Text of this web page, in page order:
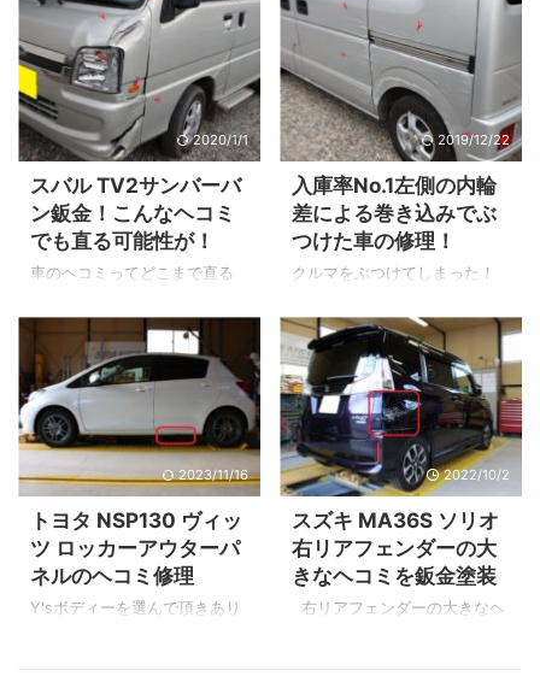
ちらは袋状になっており裏か
ら工具のアクセスができない
ので表側からスタッド溶接機
を使い引っ張り出します。 鈑
金後 コツコツと鈑金しまし
た。 スタッド溶接機 こちらの
機械がスタッド溶接機です。
Y'sボディーでは「ヤシマYS-
50」モデルを使っています。
鈑金でナラシきれなかったヘ
コミをパテを使い平にしま
⇒サフェーサー塗装です。 完
成 完成です！ サイドシル下半
分はチッピングコート塗装を
しました。 ...
りです。 今回修理させて頂く
箇所は左後ろのタイヤの前で
す。左の後ろドアにはキズが
無くタイヤハウス部分のパネ
ルのみのヘコミ修理になりま
す。 予算はかけたくないのと
錆が出る前に修理したいのと
キズが目立たなくなればとの
ご相談をお聞きしましたので
メリット・デメリットをご説
明し価格を抑える修理方法を
た。 あとで説明しますがこの
デメリットの部分が気になら
なければ通常修理よりも価格
をおさえられます。これがメ
リットです ...
2020/1/1
スバル TV2サンバーバ
ン鈑金！こんなヘコミ
でも直る可能性が！
車のヘコミってどこまで直る
てみないとわかりません。 今
回のように鉄板がグッチャリ
とヘコんでいても直るケース
もあれば直らないケースもあ
ります。 それでは見ていきま
しょう！ 鉄板がグッチャリと
接触事故で損傷したフロント
パネル。 付属品を外し全体の
損傷を確認して修理計画をた
てます。 鈑金完了 今回はフ
ロントパネル取替ではなく鈑
金修理で直しました。 損傷箇
2019/12/22
入庫率No.1左側の内輪
差による巻き込みでぶ
つけた車の修理！
クルマをぶつけてしまった！
理のご依頼はタイトルにも書
いたように内輪差による左側
の損傷です。 どうしても運転
席から死角になりやすく距離
感も1番遠いのでちょっとした
不注意でハッ！ っとしたこと
がある方も多いはず・・・ そ
んな修理の1例ですが簡単にご
紹介します。 ※全ての修理工程
ではなく1部を抜粋してのご紹
介です。 スズキ・DA64V・エ
ブリィワゴン 損害の確認 ごら
2023/11/16
トヨタ NSP130 ヴィッ
ツ ロッカーアウターパ
ネルのヘコミ修理
Y'sボディーを選んで頂きあり
2022/10/2
スズキ MA36S ソリオ
右リアフェンダーの大
きなヘコミを鈑金塗装
右リアフェンダーの大きなヘ